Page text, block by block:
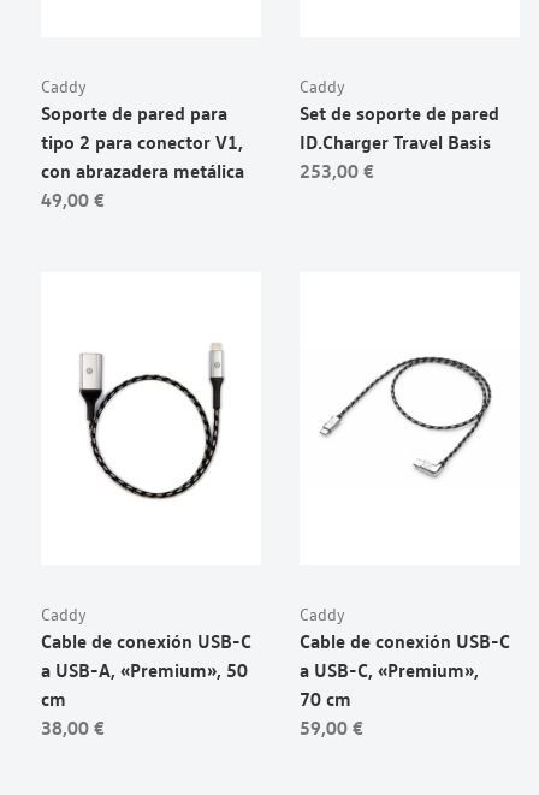
Caddy
Soporte de pared para
tipo 2 para conector V1,
con abrazadera metálica
49,00 €
Caddy
Set de soporte de pared
ID.Charger Travel Basis
253,00 €
Caddy
Cable de conexión USB-C
a USB-A, «Premium», 50
cm
38,00 €
Caddy
Cable de conexión USB-C
a USB-C, «Premium»,
70 cm
59,00 €